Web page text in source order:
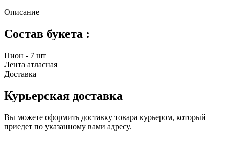
Описание
Состав букета :
Пион - 7 шт
Лента атласная
Доставка
Курьерская доставка
Вы можете оформить доставку товара курьером, который
приедет по указанному вами адресу.